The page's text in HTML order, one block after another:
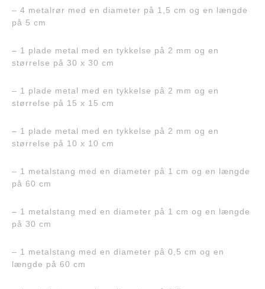
– 4 metalrør med en diameter på 1,5 cm og en længde
på 5 cm
– 1 plade metal med en tykkelse på 2 mm og en
størrelse på 30 x 30 cm
– 1 plade metal med en tykkelse på 2 mm og en
størrelse på 15 x 15 cm
– 1 plade metal med en tykkelse på 2 mm og en
størrelse på 10 x 10 cm
– 1 metalstang med en diameter på 1 cm og en længde
på 60 cm
– 1 metalstang med en diameter på 1 cm og en længde
på 30 cm
– 1 metalstang med en diameter på 0,5 cm og en
længde på 60 cm